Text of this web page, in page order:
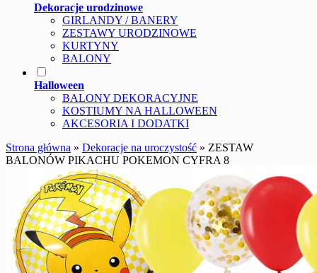
Dekoracje urodzinowe
GIRLANDY / BANERY
ZESTAWY URODZINOWE
KURTYNY
BALONY
Halloween
BALONY DEKORACYJNE
KOSTIUMY NA HALLOWEEN
AKCESORIA I DODATKI
Strona główna » Dekoracje na uroczystość » ZESTAW
BALONÓW PIKACHU POKEMON CYFRA 8